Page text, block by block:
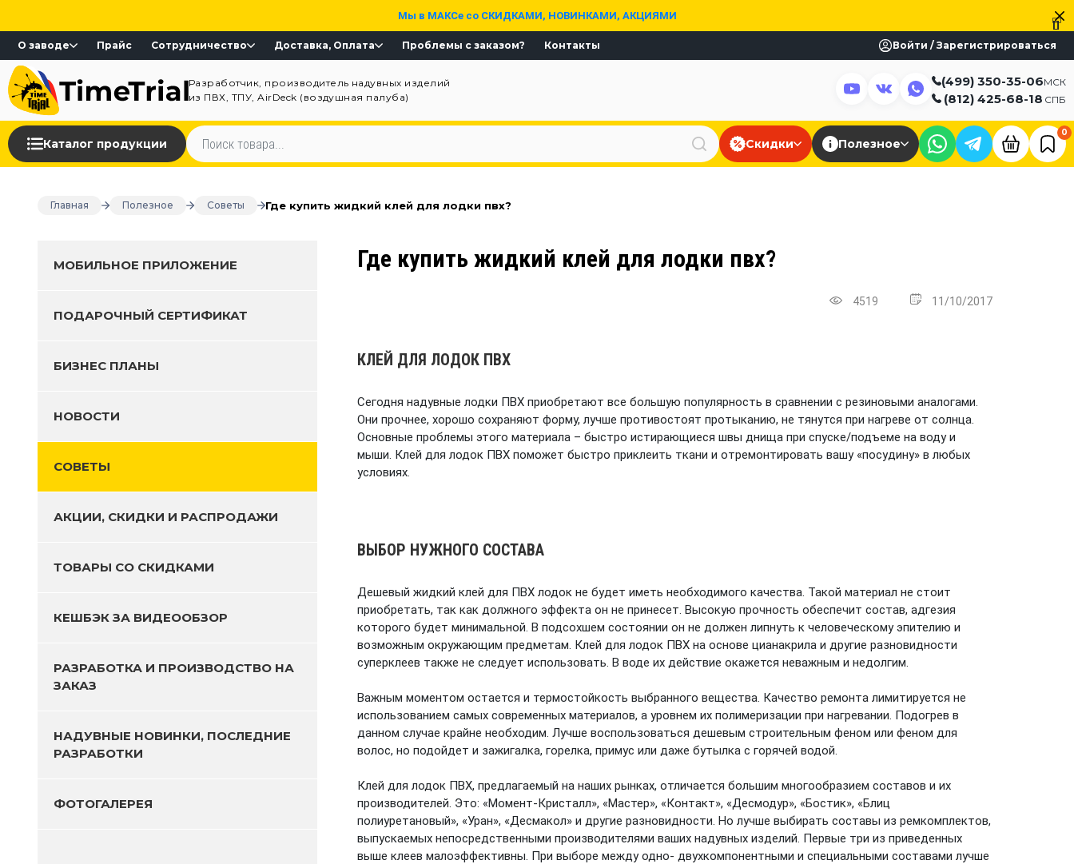
Мы в МАКСе со СКИДКАМИ, НОВИНКАМИ, АКЦИЯМИ
О заводе Прайс Сотрудничество Доставка, Оплата Проблемы с заказом? Контакты Войти / Зарегистрироваться
Разработчик, производитель надувных изделий
из ПВХ, ТПУ, AirDeck (воздушная палуба)
(499) 350-35-06МСК
(812) 425-68-18 СПБ
Каталог продукции Скидки Полезное
0
Главная Полезное Советы Где купить жидкий клей для лодки пвх?
МОБИЛЬНОЕ ПРИЛОЖЕНИЕ
ПОДАРОЧНЫЙ СЕРТИФИКАТ
БИЗНЕС ПЛАНЫ
НОВОСТИ
СОВЕТЫ
АКЦИИ, СКИДКИ И РАСПРОДАЖИ
ТОВАРЫ СО СКИДКАМИ
КЕШБЭК ЗА ВИДЕООБЗОР
РАЗРАБОТКА И ПРОИЗВОДСТВО НА
ЗАКАЗ
НАДУВНЫЕ НОВИНКИ, ПОСЛЕДНИЕ
РАЗРАБОТКИ
ФОТОГАЛЕРЕЯ
Где купить жидкий клей для лодки пвх?
4519 11/10/2017
КЛЕЙ ДЛЯ ЛОДОК ПВХ
Сегодня надувные лодки ПВХ приобретают все большую популярность в сравнении с резиновыми аналогами.
Они прочнее, хорошо сохраняют форму, лучше противостоят протыканию, не тянутся при нагреве от солнца.
Основные проблемы этого материала – быстро истирающиеся швы днища при спуске/подъеме на воду и
мыши. Клей для лодок ПВХ поможет быстро приклеить ткани и отремонтировать вашу «посудину» в любых
условиях.
ВЫБОР НУЖНОГО СОСТАВА
Дешевый жидкий клей для ПВХ лодок не будет иметь необходимого качества. Такой материал не стоит
приобретать, так как должного эффекта он не принесет. Высокую прочность обеспечит состав, адгезия
которого будет минимальной. В подсохшем состоянии он не должен липнуть к человеческому эпителию и
возможным окружающим предметам. Клей для лодок ПВХ на основе цианакрила и другие разновидности
суперклеев также не следует использовать. В воде их действие окажется неважным и недолгим.
Важным моментом остается и термостойкость выбранного вещества. Качество ремонта лимитируется не
использованием самых современных материалов, а уровнем их полимеризации при нагревании. Подогрев в
данном случае крайне необходим. Лучше воспользоваться дешевым строительным феном или феном для
волос, но подойдет и зажигалка, горелка, примус или даже бутылка с горячей водой.
Клей для лодок ПВХ, предлагаемый на наших рынках, отличается большим многообразием составов и их
производителей. Это: «Момент-Кристалл», «Мастер», «Контакт», «Десмодур», «Бостик», «Блиц
полиуретановый», «Уран», «Десмакол» и другие разновидности. Но лучше выбирать составы из ремкомплектов,
выпускаемых непосредственными производителями ваших надувных изделий. Первые три из приведенных
выше клеев малоэффективны. При выборе между одно- двухкомпонентными и специальными составами лучше